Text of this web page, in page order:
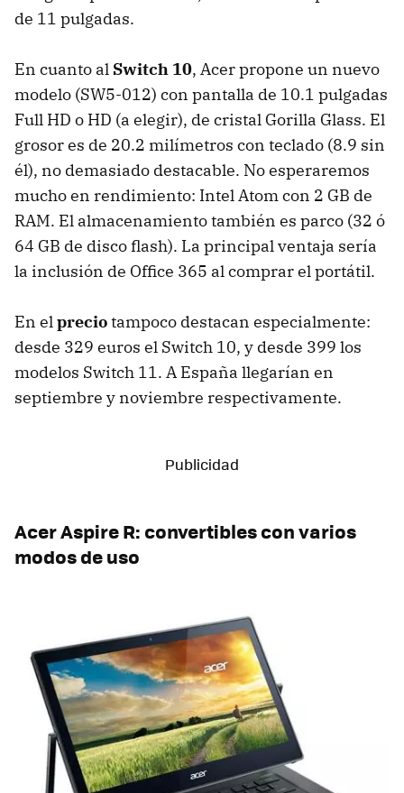
de 11 pulgadas.
En cuanto al Switch 10, Acer propone un nuevo
modelo (SW5-012) con pantalla de 10.1 pulgadas
Full HD o HD (a elegir), de cristal Gorilla Glass. El
grosor es de 20.2 milímetros con teclado (8.9 sin
él), no demasiado destacable. No esperaremos
mucho en rendimiento: Intel Atom con 2 GB de
RAM. El almacenamiento también es parco (32 ó
64 GB de disco flash). La principal ventaja sería
la inclusión de Office 365 al comprar el portátil.
En elpreciotampoco destacan especialmente:
desde 329 euros el Switch 10, y desde 399 los
modelos Switch 11. A España llegarían en
septiembre y noviembre respectivamente.
Acer Aspire R: convertibles con varios
modos de uso